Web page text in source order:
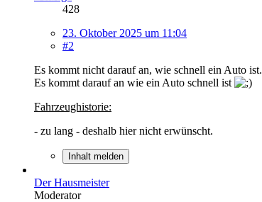
428
23. Oktober 2025 um 11:04
#2
Es kommt nicht darauf an, wie schnell ein Auto ist.
Es kommt darauf an wie ein Auto schnell ist
Fahrzeughistorie:
- zu lang - deshalb hier nicht erwünscht.
Inhalt melden
Der Hausmeister
Moderator